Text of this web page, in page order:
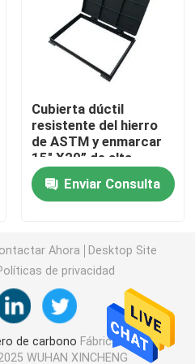
enrollado en el ejército
de acero
enrollado en el ejército
con autógena
Cubierta dúctil
resistente del hierro
de ASTM y enmarcar
15" X20” de alta
resistencia
Enviar Consulta
Ahora
Desktop Site
de privacidad
de carbono Fábrica De
WUHAN XINCHENG